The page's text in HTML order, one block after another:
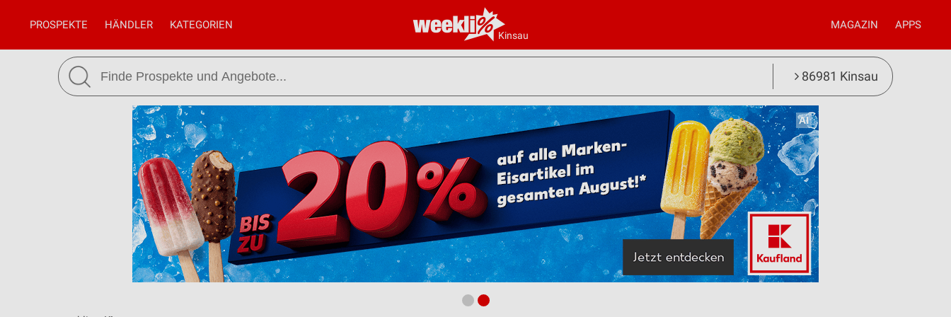
Kinsau
PROSPEKTE HÄNDLER KATEGORIEN MAGAZIN APPS
86981 Kinsau